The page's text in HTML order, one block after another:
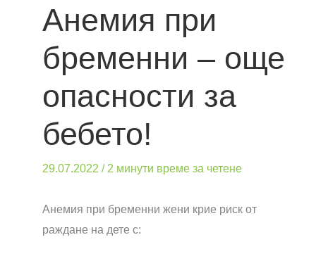
Анемия при
бременни – още
опасности за
бебето!
29.07.2022 / 2 минути време за четене
Анемия при бременни жени крие риск от
раждане на дете с: